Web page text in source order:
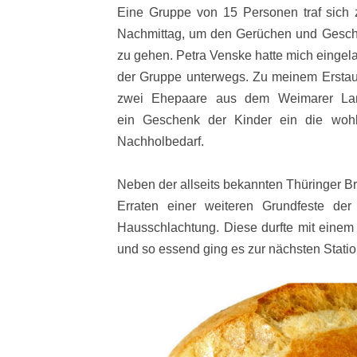
Eine Gruppe von 15 Personen traf sich
Nachmittag, um den Gerüchen und
zu gehen. Petra Venske hatte mich
der Gruppe unterwegs. Zu meinem
zwei Ehepaare aus dem Weimarer
ein Geschenk der Kinder ein die
Nachholbedarf.
Neben der allseits bekannten Thüringer
Erraten einer weiteren Grundfeste
Hausschlachtung. Diese durfte mit
und so essend ging es zur nächsten